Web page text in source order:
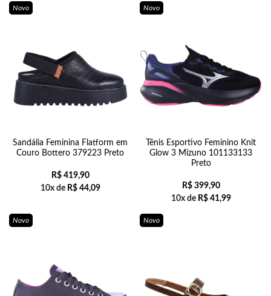
Novo
Sandália Feminina Flatform em
Couro Bottero 379223 Preto
R$419,90
10x de R$44,09
Novo
Tênis Esportivo Feminino Knit
Glow 3 Mizuno 101133133
Preto
R$399,90
10x de R$41,99
Novo Novo